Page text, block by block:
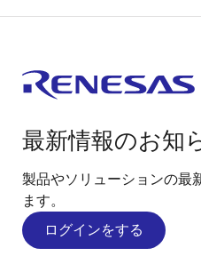
最新情報のお知
製品やソリューションの最
ます。
ログインをする